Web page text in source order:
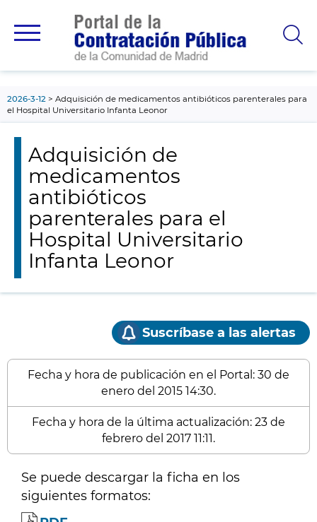
principal
2026-3-12
Adquisición de medicamentos antibióticos parenterales para
el Hospital Universitario Infanta Leonor
Adquisición de
medicamentos
antibióticos
parenterales para el
Hospital Universitario
Infanta Leonor
Suscríbase a las alertas
Fecha y hora de publicación en el Portal: 30 de
enero del 2015 14:30.
Fecha y hora de la última actualización: 23 de
febrero del 2017 11:11.
Se puede descargar la ficha en los
siguientes formatos: